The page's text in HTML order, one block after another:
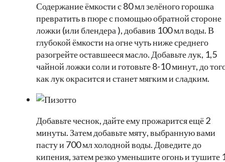
Содержание ёмкости с 80 мл зелёного горошка
превратить в пюре с помощью обратной стороне
ложки (или блендера ), добавив 100 мл воды. В
глубокой ёмкости на огне чуть ниже среднего
разогрейте оставшееся масло. Добавьте лук, 1,5
чайной ложки соли и готовьте 8-10 минут, до
как лук окрасится и станет мягким и сладким.
Добавьте чеснок, дайте ему прожарится ещё 2
минуты. Затем добавьте мяту, выбранную вами
пасту и 700 мл холодной воды. Доведите до
кипения, затем резко уменьшите огонь и тушите